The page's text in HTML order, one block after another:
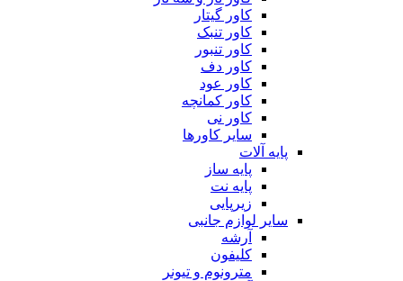
کاور گیتار
کاور تنبک
کاور تنبور
کاور دف
کاور عود
کاور کمانچه
کاور نی
سایر کاورها
پایه آلات
پایه ساز
پایه نت
زیرپایی
سایر لوازم جانبی
آرشه
کلیفون
مترونوم و تیونر